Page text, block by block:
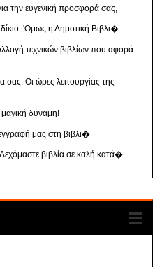
την ευγενική προσφορά σας,
'Ομως η Δημοτική Βιβλι�
τεχνικών βιβλίων που αφορά
σας. Οι ώρες λειτουργίας της
μαγική δύναμη!
εγγραφή μας στη βιβλι�
βιβλία σε καλή κατά�